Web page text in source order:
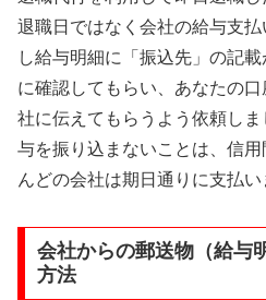
退職日ではなく会社の給与支
し給与明細に「振込先」の記
に確認してもらい、あなたの
社に伝えてもらうよう依頼し
与を振り込まないことは、信
んどの会社は期日通りに支払い
会社からの郵送物（給与
方法